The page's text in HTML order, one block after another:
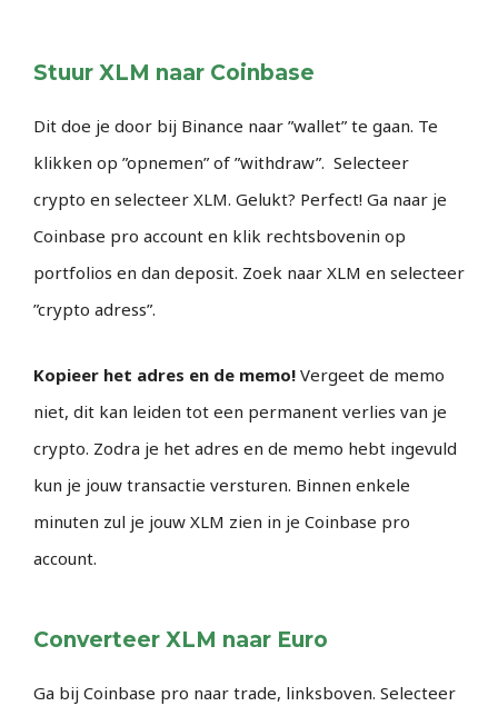
Stuur XLM naar Coinbase
Dit doe je door bij Binance naar ”wallet” te gaan. Te
klikken op ”opnemen” of ”withdraw”. Selecteer
crypto en selecteer XLM. Gelukt? Perfect! Ga naar je
Coinbase pro account en klik rechtsbovenin op
portfolios en dan deposit. Zoek naar XLM en selecteer
”crypto adress”.
Kopieer het adres en de memo! Vergeet de memo
niet, dit kan leiden tot een permanent verlies van je
crypto. Zodra je het adres en de memo hebt ingevuld
kun je jouw transactie versturen. Binnen enkele
minuten zul je jouw XLM zien in je Coinbase pro
account.
Converteer XLM naar Euro
Ga bij Coinbase pro naar trade, linksboven. Selecteer